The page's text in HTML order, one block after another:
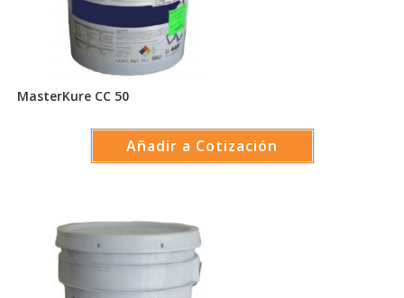
MasterKure CC 50
Añadir a Cotización